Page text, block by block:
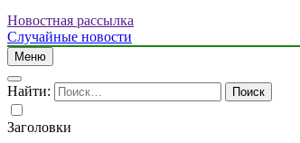
Новостная рассылка
Случайные новости
Меню
Найти:
Заголовки